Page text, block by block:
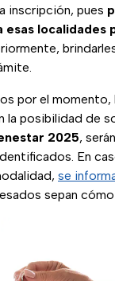
inscripción, pues
esas localidades
por el momento,
la posibilidad de
2025,
En
se
sepan